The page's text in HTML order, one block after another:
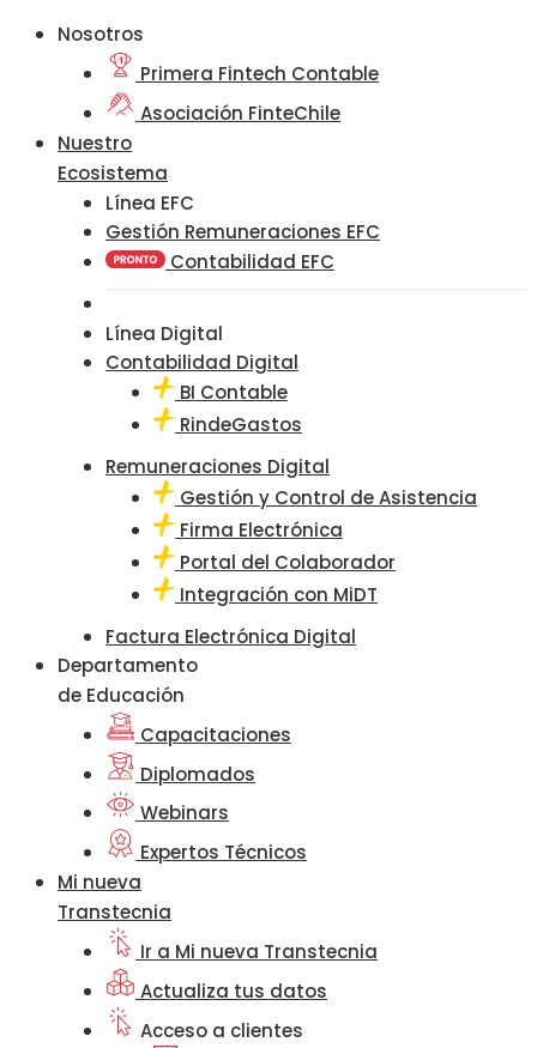
Nosotros
Primera Fintech Contable
Asociación FinteChile
Nuestro
Ecosistema
Línea EFC
Gestión Remuneraciones EFC
Contabilidad EFC
Línea Digital
Contabilidad Digital
BI Contable
RindeGastos
Remuneraciones Digital
Gestión y Control de Asistencia
Firma Electrónica
Portal del Colaborador
Integración con MiDT
Factura Electrónica Digital
Departamento
de Educación
Capacitaciones
Diplomados
Webinars
Expertos Técnicos
Mi nueva
Transtecnia
Ir a Mi nueva Transtecnia
Actualiza tus datos
Acceso a clientes